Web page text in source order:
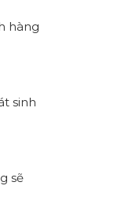
hàng
sinh
sẽ